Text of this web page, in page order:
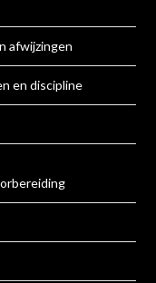
afwijzingen
en discipline